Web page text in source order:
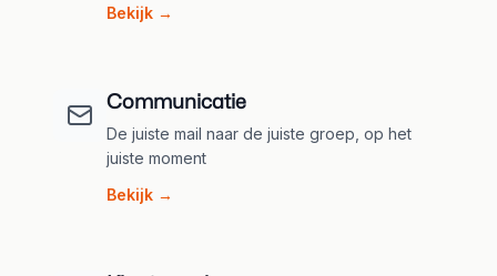
Bekijk →
Communicatie
De juiste mail naar de juiste groep, op het
juiste moment
Bekijk →